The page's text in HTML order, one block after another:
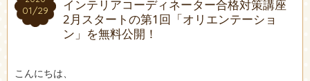
01/29
01/29
インテリアコーディネーター合格対策講座
2月スタートの第1回「オリエンテーショ
ン」を無料公開！
こんにちは、